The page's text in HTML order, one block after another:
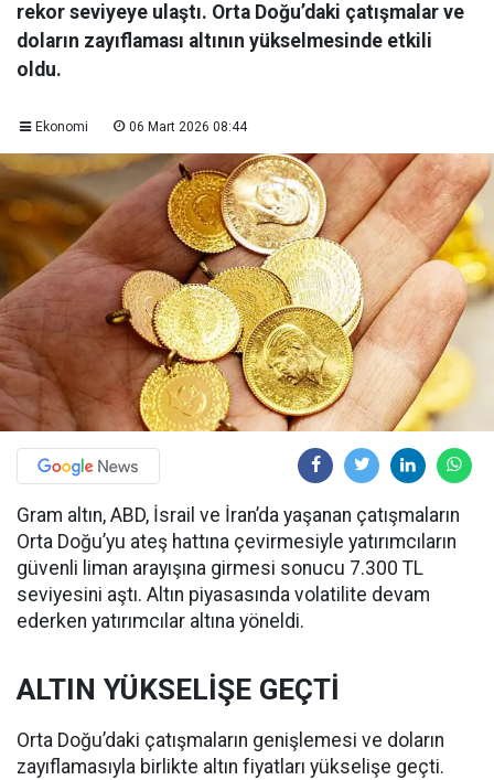
rekor seviyeye ulaştı. Orta Doğu’daki çatışmalar ve
doların zayıflaması altının yükselmesinde etkili
oldu.
Ekonomi 06 Mart 2026 08:44
Gram altın, ABD, İsrail ve İran’da yaşanan çatışmaların
Orta Doğu’yu ateş hattına çevirmesiyle yatırımcıların
güvenli liman arayışına girmesi sonucu 7.300 TL
seviyesini aştı. Altın piyasasında volatilite devam
ederken yatırımcılar altına yöneldi.
ALTIN YÜKSELİŞE GEÇTİ
Orta Doğu’daki çatışmaların genişlemesi ve doların
zayıflamasıyla birlikte altın fiyatları yükselişe geçti.